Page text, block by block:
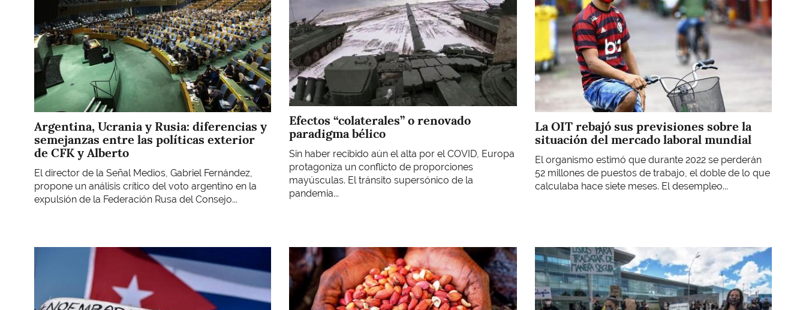
Argentina, Ucrania y Rusia: diferencias y
semejanzas entre las políticas exterior
de CFK y Alberto
El director de la Señal Medios, Gabriel Fernández,
propone un análisis crítico del voto argentino en la
expulsión de la Federación Rusa del Consejo...
Efectos “colaterales” o renovado
paradigma bélico
Sin haber recibido aún el alta por el COVID, Europa
protagoniza un conflicto de proporciones
mayúsculas. El tránsito supersónico de la
pandemia...
La OIT rebajó sus previsiones sobre la
situación del mercado laboral mundial
El organismo estimó que durante 2022 se perderán
52 millones de puestos de trabajo, el doble de lo que
calculaba hace siete meses. El desempleo...
Imagen Imagen